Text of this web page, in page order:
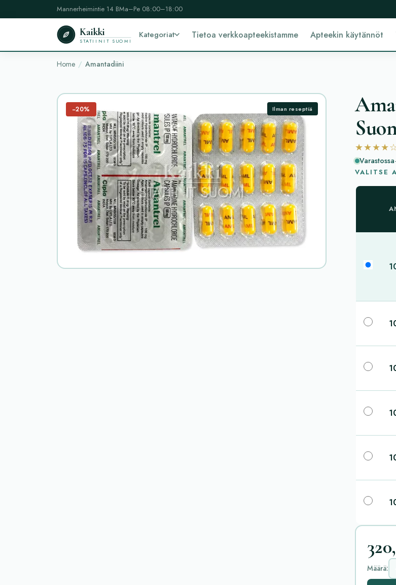
Mannerheimintie 14 BMa–Pe 08:00–18:00
Kaikki
STATIINIT SUOMI
Kategoriat Tietoa verkkoapteekistamme Apteekin käytännöt
Home Amantadiini
−20% Ilman reseptiä
Varastossa
VALITSE
Määrä: